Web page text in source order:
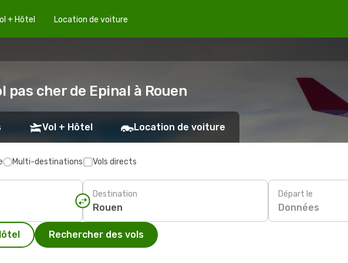
+ Hôtel Location de voiture
pas cher de Epinal à Rouen
Vol + Hôtel Location de voiture
Multi-destinations Vols directs
Destination Départ le
Données
Rechercher des vols